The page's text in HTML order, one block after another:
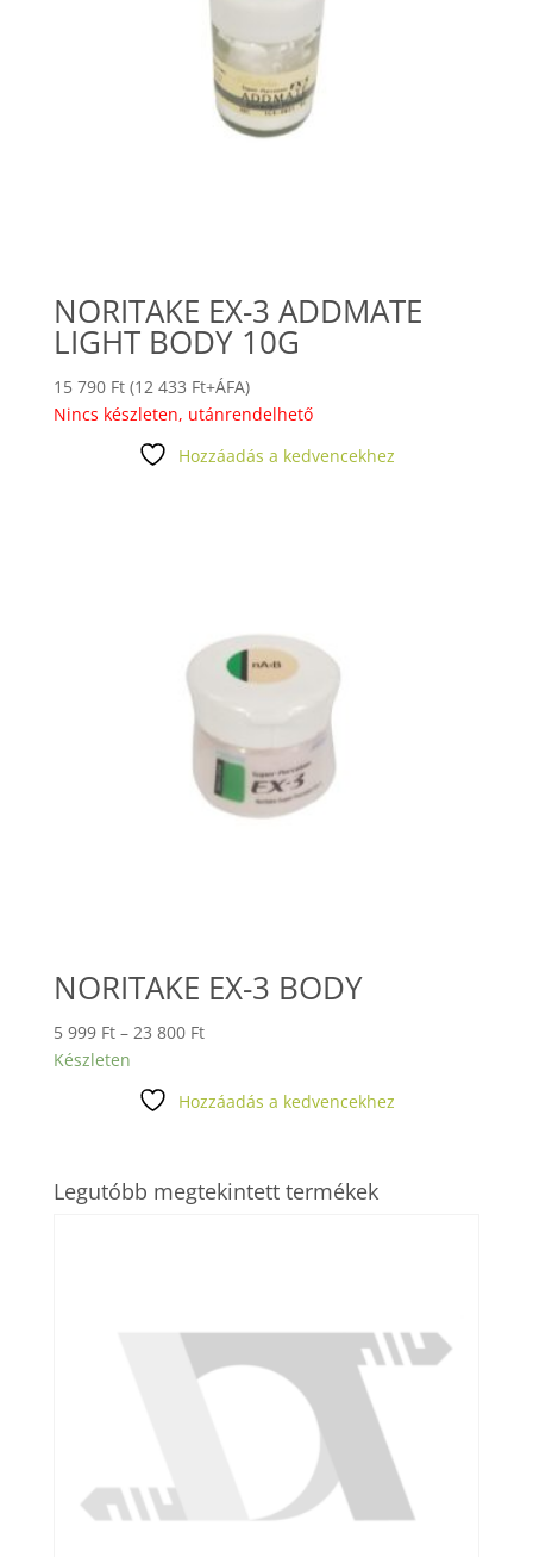
NORITAKE EX-3 ADDMATE
LIGHT BODY 10G
15 790 Ft (12 433 Ft+ÁFA)
Nincs készleten, utánrendelhető
Hozzáadás a kedvencekhez
NORITAKE EX-3 BODY
5 999 Ft – 23 800 FtÁrtartomány:
-
Készleten
Hozzáadás a kedvencekhez
Legutóbb megtekintett termékek